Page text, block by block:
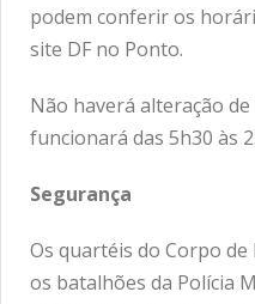
podem conferir os
site DF no Ponto.
Não haverá alteração
funcionará das 5h30 às
Segurança
Os quartéis do Corpo
os batalhões da Polícia